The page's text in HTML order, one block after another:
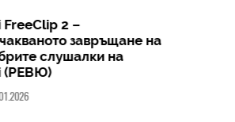
2 –
завръщане на
слушалки на
(РЕВЮ)